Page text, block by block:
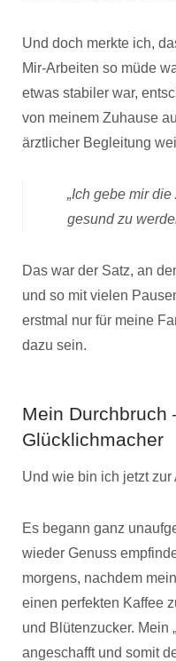
Und doch merkte ich,
Mir-Arbeiten so müde
etwas stabiler war,
von meinem Zuhause
ärztlicher Begleitung
„Ich gebe mir
gesund zu
Das war der Satz, an
und so mit vielen
erstmal nur für meine
dazu sein.
Mein Durchbruch
Glücklichmacher
Und wie bin ich jetzt
Es begann ganz
wieder Genuss
morgens, nachdem
einen perfekten Kaffee
und Blütenzucker. Mein
angeschafft und somit